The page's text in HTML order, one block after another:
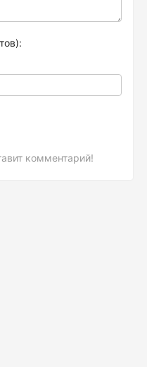
комментарий!